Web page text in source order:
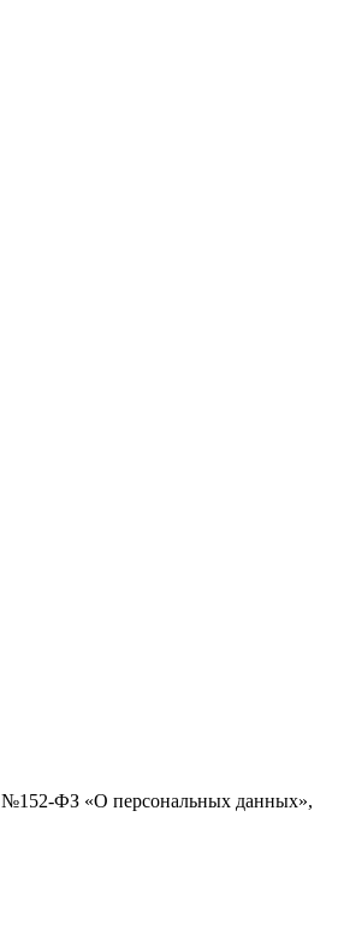
№152-ФЗ «О персональных данных»,